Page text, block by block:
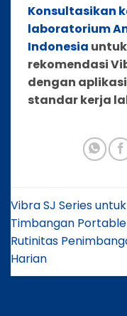
Konsultasikan
laboratorium
Indonesia
rekomendasi
dengan
standar kerja
Vibra SJ Series untuk
Timbangan
Rutinitas
Harian